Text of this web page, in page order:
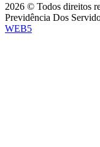
2026 © Todos direitos
Previdência Dos
WEB5